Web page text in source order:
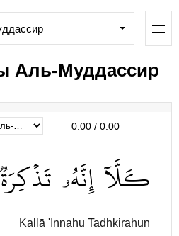
Аль-Муддассир
0:00 / 0:00
كـَلَّآ إِنَّهُۥ تَذۡكِرَةٞ
Kallā 'Innahu Tadhkirahun